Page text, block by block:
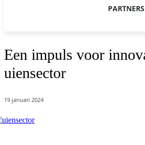
PARTNERS
Een impuls voor
uiensector
19 januari 2024